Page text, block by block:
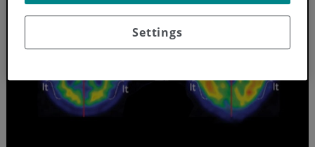
Settings